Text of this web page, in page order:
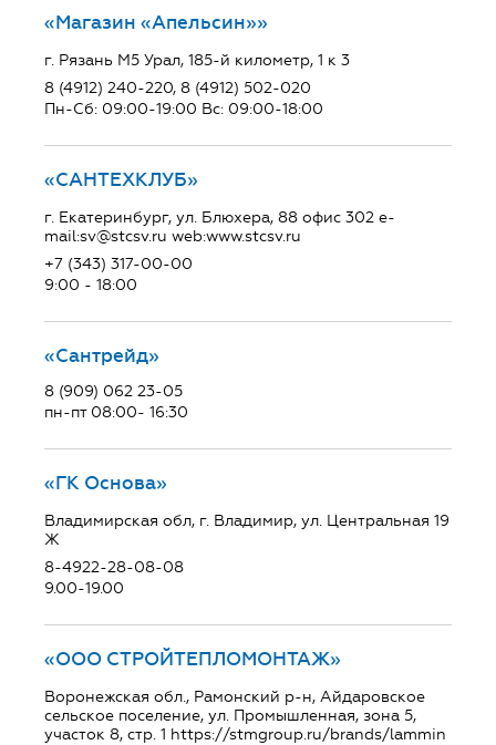
«Магазин «Апельсин»»
г. Рязань М5 Урал, 185-й километр, 1 к 3
8 (4912) 240-220, 8 (4912) 502-020
Пн-Сб: 09:00-19:00 Вс: 09:00-18:00
«САНТЕХКЛУБ»
г. Екатеринбург, ул. Блюхера, 88 офис 302 e-
mail:sv@stcsv.ru web:www.stcsv.ru
+7 (343) 317-00-00
9:00 - 18:00
«Сантрейд»
8 (909) 062 23-05
пн-пт 08:00- 16:30
«ГК Основа»
Владимирская обл, г. Владимир, ул. Центральная 19
Ж
8-4922-28-08-08
9.00-19.00
«ООО СТРОЙТЕПЛОМОНТАЖ»
Воронежская обл., Рамонский р-н, Айдаровское
сельское поселение, ул. Промышленная, зона 5,
участок 8, стр. 1 https://stmgroup.ru/brands/lammin